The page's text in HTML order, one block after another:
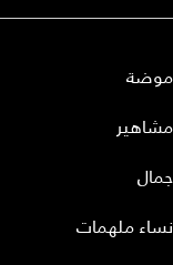
موضة
مشاهير
جمال
نساء ملهمات